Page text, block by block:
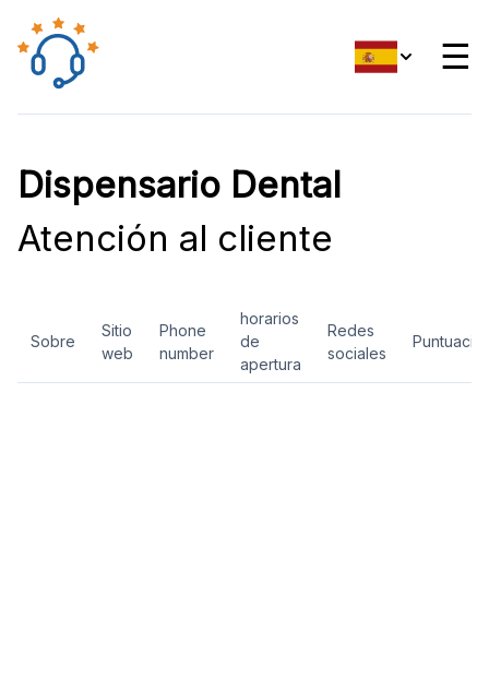
☰
Dispensario Dental
Atención al cliente
Sobre
Sitio
web
Phone
number
horarios
de
apertura
Redes
sociales